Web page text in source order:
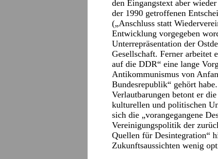
den Eingangstext aber
der 1990 getroffenen
(„Anschluss statt
Entwicklung vorgegeben
Unterrepräsentation der
Gesellschaft. Ferner arbeitet
auf die DDR“ eine lange
Antikommunismus von
Bundesrepublik“ gehört
Verlautbarungen betont er
kulturellen und politischen
sich die „vorangegangene
Vereinigungspolitik der
Quellen für Desintegration“
Zukunftsaussichten wenig